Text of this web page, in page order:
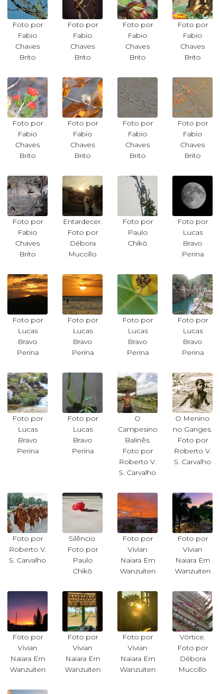
Foto por
Fabio
Chaves
Brito
Foto por
Fabio
Chaves
Brito
Foto por
Fabio
Chaves
Brito
Foto por
Fabio
Chaves
Brito
Foto por
Fabio
Chaves
Brito
Foto por
Fabio
Chaves
Brito
Foto por
Fabio
Chaves
Brito
Foto por
Fabio
Chaves
Brito
Foto por
Fabio
Chaves
Brito
Entardecer.
Foto por
Débora
Muccillo
Foto por
Paulo
Chikō
Foto por
Lucas
Bravo
Perina
Foto por
Lucas
Bravo
Perina
Foto por
Lucas
Bravo
Perina
Foto por
Lucas
Bravo
Perina
Foto por
Lucas
Bravo
Perina
Foto por
Lucas
Bravo
Perina
Foto por
Lucas
Bravo
Perina
O
Campesino
Balinês.
Foto por
Roberto V.
S. Carvalho
O Menino
no Ganges.
Foto por
Roberto V.
S. Carvalho
Foto por
Roberto V.
S. Carvalho
Silêncio.
Foto por
Paulo
Chikō
Foto por
Vivian
Naiara Ern
Wanzuiten
Foto por
Vivian
Naiara Ern
Wanzuiten
Foto por
Vivian
Naiara Ern
Wanzuiten
Foto por
Vivian
Naiara Ern
Wanzuiten
Foto por
Vivian
Naiara Ern
Wanzuiten
Vórtice.
Foto por
Débora
Muccillo